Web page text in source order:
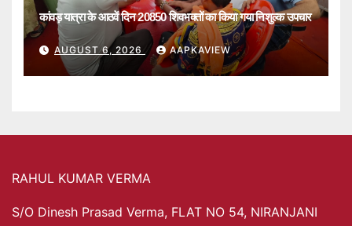
कांवड़ यात्रा के आठवें दिन 20850 शिवभक्तों का किया गया निशुल्क उपचार
AUGUST 6, 2026 AAPKAVIEW
RAHUL KUMAR VERMA
S/O Dinesh Prasad Verma, FLAT NO 54, NIRANJANI